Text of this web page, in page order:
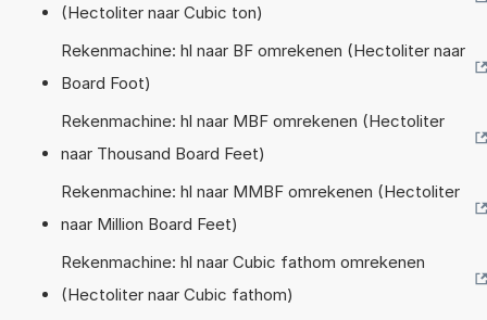
(Hectoliter naar Cubic ton)
Rekenmachine: hl naar BF omrekenen (Hectoliter naar
Board Foot)
Rekenmachine: hl naar MBF omrekenen (Hectoliter
naar Thousand Board Feet)
Rekenmachine: hl naar MMBF omrekenen (Hectoliter
naar Million Board Feet)
Rekenmachine: hl naar Cubic fathom omrekenen
(Hectoliter naar Cubic fathom)